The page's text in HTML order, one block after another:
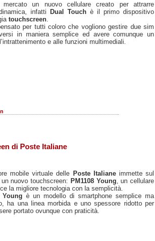
un nuovo cellulare creato per attrarre
infatti
Dual Touch è il primo dispositivo
touchscreen.
per tutti coloro che vogliono gestire due sim
in maniera semplice ed avere comunque un
e alle funzioni multimediali.
di Poste Italiane
mobile virtuale delle Poste Italiane immette sul
nuovo touchscreen: PM1108 Young , un cellulare
la migliore tecnologia con la semplicità.
Young è un modello di smartphone semplice ma
ha una linea morbida e uno spessore ridotto per
portato ovunque con praticità.